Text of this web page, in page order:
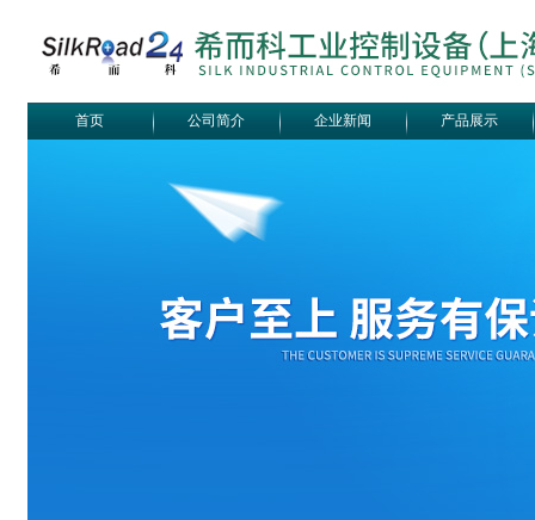
首页 公司简介 企业新闻 产品展示